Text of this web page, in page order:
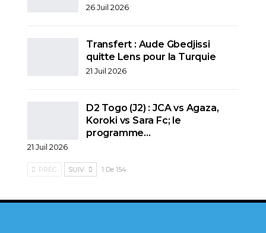
26 Juil 2026
Transfert : Aude Gbedjissi
quitte Lens pour la Turquie
21 Juil 2026
D2 Togo (J2) : JCA vs Agaza,
Koroki vs Sara Fc; le
programme…
21 Juil 2026
PRÉC. SUIV. 1 De 154